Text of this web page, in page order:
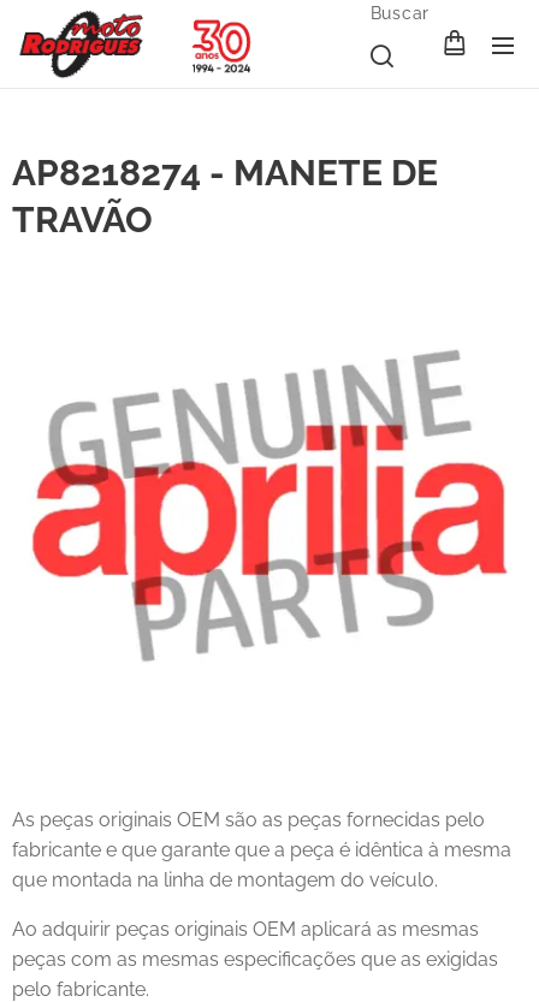
Buscar
AP8218274 - MANETE DE
TRAVÃO
As peças originais OEM são as peças fornecidas pelo
fabricante e que garante que a peça é idêntica à mesma
que montada na linha de montagem do veículo.
Ao adquirir peças originais OEM aplicará as mesmas
peças com as mesmas especificações que as exigidas
pelo fabricante.